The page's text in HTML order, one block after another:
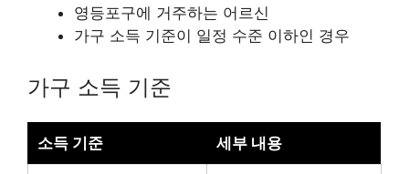
영등포구에 거주하는 어르신
가구 소득 기준이 일정 수준 이하인 경우
가구 소득 기준
소득 기준 세부 내용